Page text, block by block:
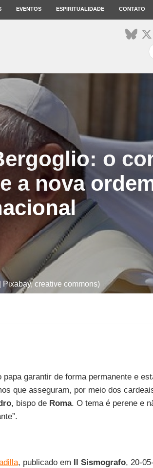
EVENTOS ESPIRITUALIDADE CONTATO
o
a nova
Pixabay, creative commons)
garantir de forma permanente e
que asseguram, por meio dos
, bispo de Roma. O tema é perene e
, publicado em Il Sismografo, 20-